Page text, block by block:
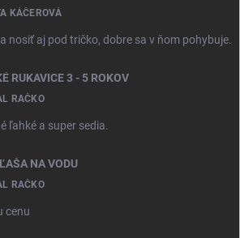
KÁČEROVÁ
nosiť aj pod tričko, dobre sa v ňom pohybuje.
RUKAVICE 3 - 5 ROKOV
RAČKO
ľahké a super sedia.
NA VODU
RAČKO
cenu